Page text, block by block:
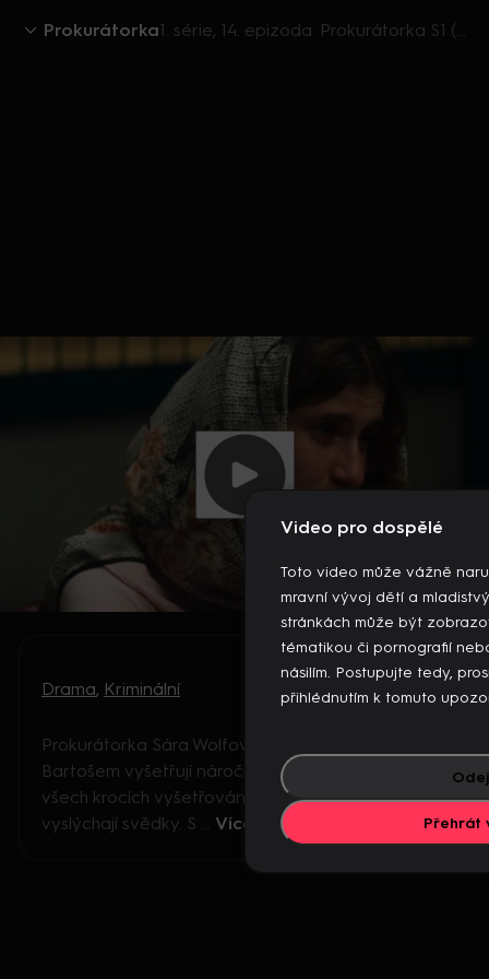
Video pro dospělé
Toto video může vážně
mravní vývoj dětí a
stránkách může být
tématikou či pornografií
násilím. Postupujte tedy,
přihlédnutím k tomuto
Přehrát
Prokurátorka 1. série, 14. epizoda: Prokurátorka S1 (14)
Aktuálně je přehráváno příliš mnoho videí současně.
Pokud chcete pokračovat v přehrávání na tomto
zařízení, ukončete přehrávání na jiných zařízeních.
Více o limitu změn zařízení
Drama, Kriminální
Prokurátorka Sára Wolfová spolu s majorem
Bartošem vyšetřují náročné zločiny. Podílí se na
všech krocích vyšetřování, zkoumají místo činu a
vyslýchají svědky. S ... Více